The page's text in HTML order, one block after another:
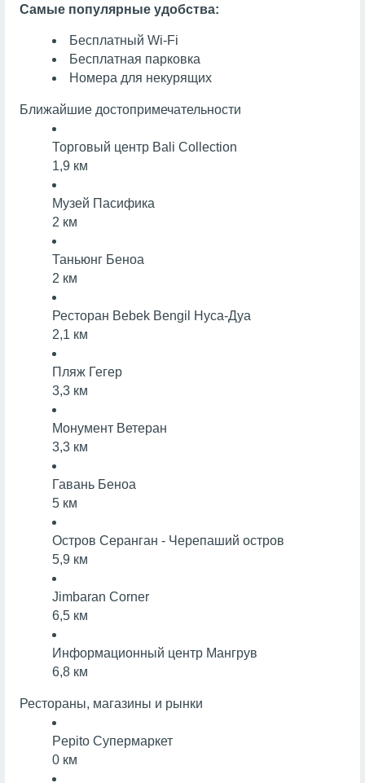
Самые популярные удобства:
Бесплатный Wi-Fi
Бесплатная парковка
Номера для некурящих
Ближайшие достопримечательности
Торговый центр Bali Collection
1,9 км
Музей Пасифика
2 км
Таньюнг Беноа
2 км
Ресторан Bebek Bengil Нуса-Дуа
2,1 км
Пляж Гегер
3,3 км
Монумент Ветеран
3,3 км
Гавань Беноа
5 км
Остров Серанган - Черепаший остров
5,9 км
Jimbaran Corner
6,5 км
Информационный центр Мангрув
6,8 км
Рестораны, магазины и рынки
Pepito Супермаркет
0 км